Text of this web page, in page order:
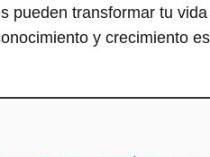
pueden transformar tu
y crecimiento